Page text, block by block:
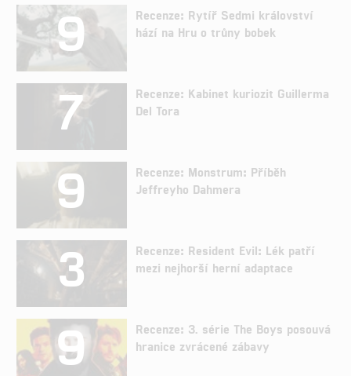
9
Recenze: Rytíř Sedmi království
hází na Hru o trůny bobek
7
Recenze: Kabinet kuriozit Guillerma
Del Tora
9
Recenze: Monstrum: Příběh
Jeffreyho Dahmera
3
Recenze: Resident Evil: Lék patří
mezi nejhorší herní adaptace
9
Recenze: 3. série The Boys posouvá
hranice zvrácené zábavy